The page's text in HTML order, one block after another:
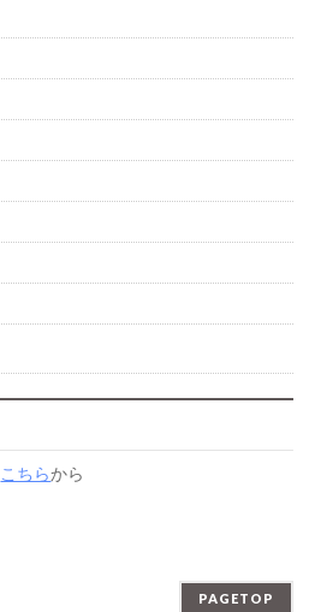
こちらから
PAGETOP